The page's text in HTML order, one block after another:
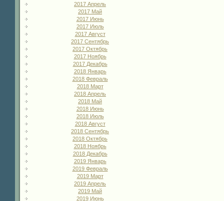
2017 Апрель
2017 Май
2017 Июнь
2017 Июль
2017 Август
2017 Сентябрь
2017 Октябрь
2017 Ноябрь
2017 Декабрь
2018 Январь
2018 Февраль
2018 Март
2018 Апрель
2018 Май
2018 Июнь
2018 Июль
2018 Август
2018 Сентябрь
2018 Октябрь
2018 Ноябрь
2018 Декабрь
2019 Январь
2019 Февраль
2019 Март
2019 Апрель
2019 Май
2019 Июнь